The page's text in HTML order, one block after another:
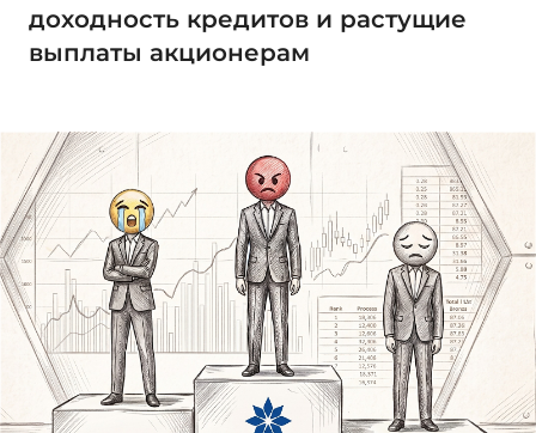
доходность кредитов и растущие
выплаты акционерам